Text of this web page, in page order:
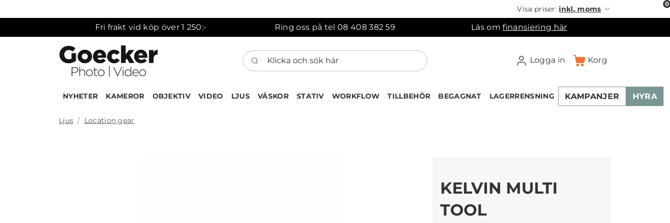
Visa priser:inkl. moms
Fri frakt vid köp över 1 250:- Ring oss på tel 08 408 382 59 Läs omfinansiering här
Klicka och sök här
Logga in Korg
0
NYHETER KAMEROR OBJEKTIV VIDEO LJUS VÄSKOR STATIV WORKFLOW TILLBEHÖR BEGAGNAT LAGERRENSNING KAMPANJER HYRA
Ljus Location gear
KELVIN MULTI
TOOL